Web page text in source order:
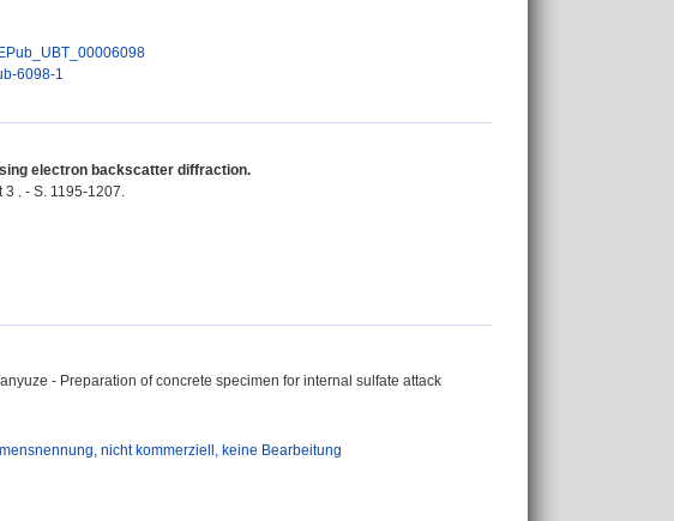
6098-1
electron backscatter diffraction.
3 . - S. 1195-1207.
- Preparation of concrete specimen for internal sulfate attack
nicht kommerziell, keine Bearbeitung